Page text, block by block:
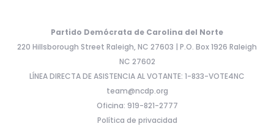
Partido Demócrata de Carolina del Norte
220 Hillsborough Street Raleigh, NC 27603 | P.O. Box 1926 Raleigh
NC 27602
LÍNEA DIRECTA DE ASISTENCIA AL VOTANTE: 1-833-VOTE4NC
team@ncdp.org
Oficina: 919-821-2777
Política de privacidad